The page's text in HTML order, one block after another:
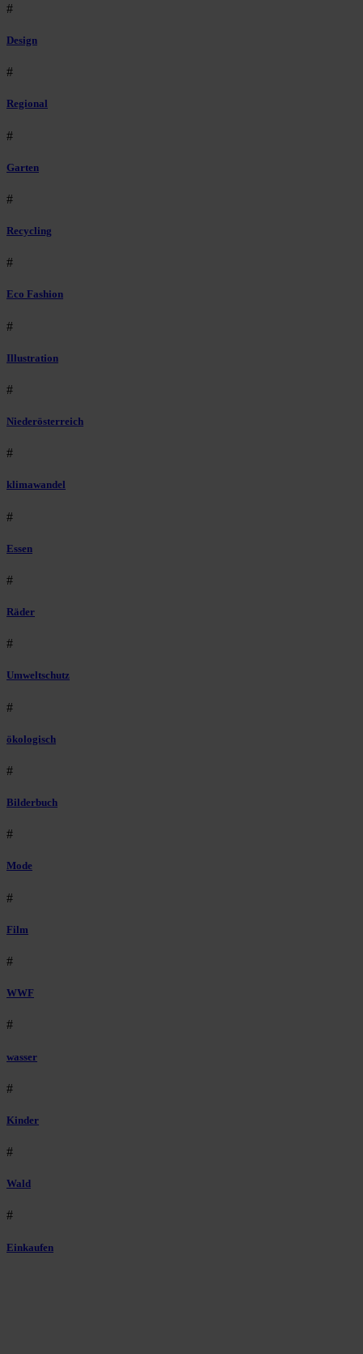
#
Design
#
Regional
#
Garten
#
Recycling
#
Eco Fashion
#
Illustration
#
Niederösterreich
#
klimawandel
#
Essen
#
Räder
#
Umweltschutz
#
ökologisch
#
Bilderbuch
#
Mode
#
Film
#
WWF
#
wasser
#
Kinder
#
Wald
#
Einkaufen